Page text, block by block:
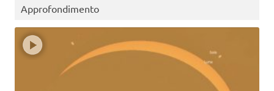
Approfondimento